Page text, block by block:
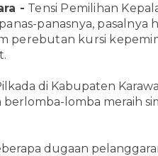
- Tensi Pemilihan
panasnya, pasalnya
perebutan kursi
di Kabupaten
lomba meraih
dugaan